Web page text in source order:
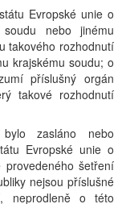
Evropské unie o
nebo jinému
takového rozhodnutí
krajskému soudu; o
příslušný orgán
takové rozhodnutí
zasláno nebo
Evropské unie o
šetření
nejsou příslušné
neprodleně o této